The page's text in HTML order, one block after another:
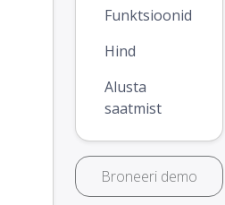
Funktsioonid
Hind
Alusta
saatmist
Broneeri demo